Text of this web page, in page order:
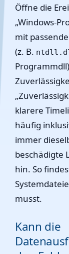
Öffne die
„Windows-
mit
(z. B.
klarere
häufig
immer
beschädigte
hin. So
musst.
Kann die